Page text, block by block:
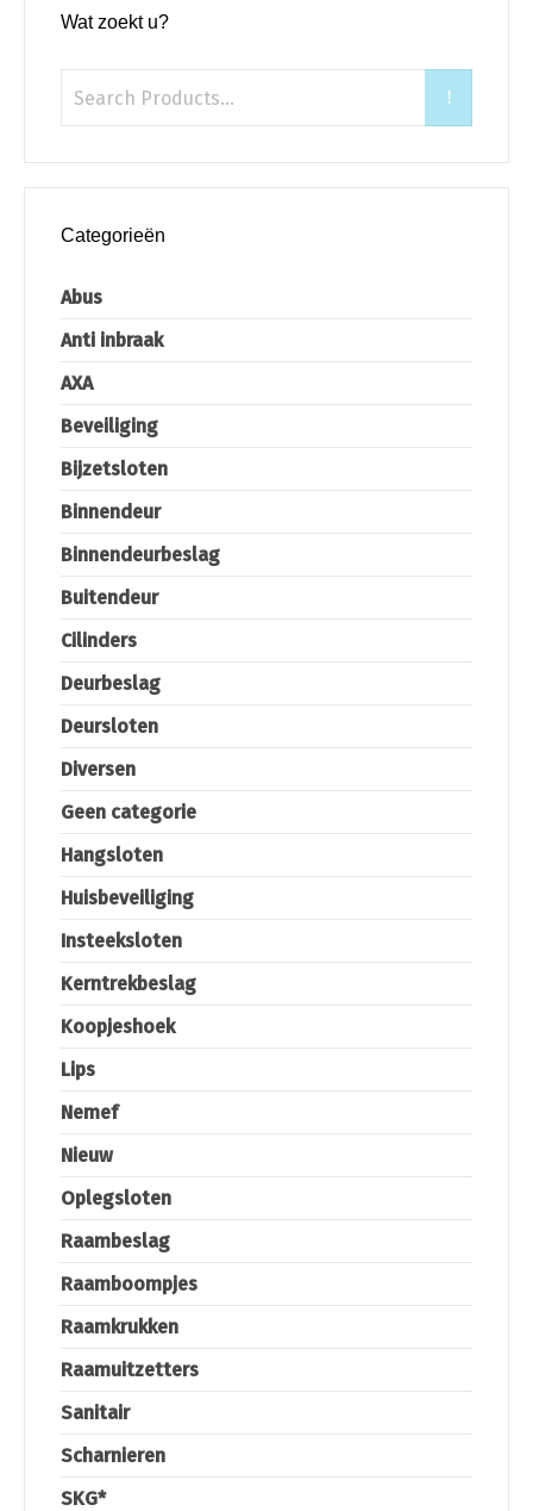
Wat zoekt u?
Categorieën
Abus
Anti inbraak
AXA
Beveiliging
Bijzetsloten
Binnendeur
Binnendeurbeslag
Buitendeur
Cilinders
Deurbeslag
Deursloten
Diversen
Geen categorie
Hangsloten
Huisbeveiliging
Insteeksloten
Kerntrekbeslag
Koopjeshoek
Lips
Nemef
Nieuw
Oplegsloten
Raambeslag
Raamboompjes
Raamkrukken
Raamuitzetters
Sanitair
Scharnieren
SKG*